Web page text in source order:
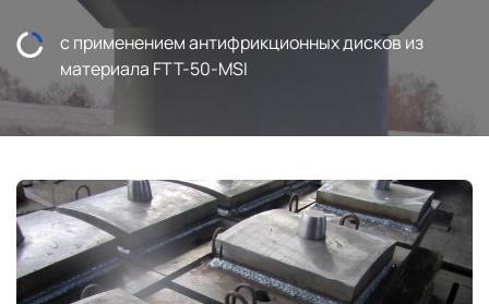
с применением антифрикционных дисков из
материала FTT-50-MSI